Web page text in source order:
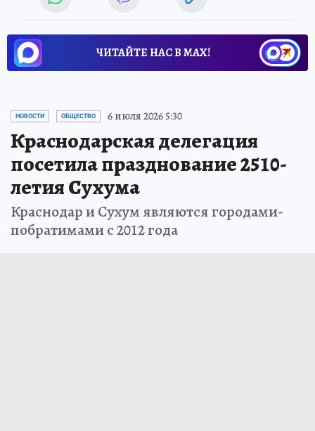
ЧИТАЙТЕ НАС В МАХ!
НОВОСТИ ОБЩЕСТВО 6 июля 2026 5:30
Краснодарская делегация
посетила празднование 2510-
летия Сухума
Краснодар и Сухум являются городами-
побратимами с 2012 года